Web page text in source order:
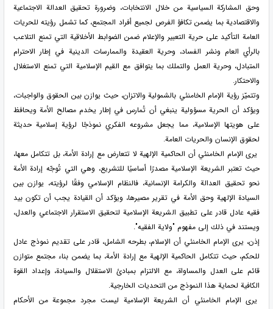
وحق المشاركة السياسية من خلال الانتخابات، وضرورة تحقيق العدالة الاجتماعية
والاقتصادية بما يضمن تكافؤ الفرص لجميع أفراد المجتمع، كما تشمل رؤيته للحريات
العامة التأكيد على حرية التعبير والإعلام ضمن الضوابط الأخلاقية التي تمنع التلاعب
بالرأي العام ونشر الفساد، وحرية العقيدة والممارسات الدينية في إطار الاحترام
المتبادل، وحرية العمل والتملك بما يتوافق مع القيم الإسلامية التي تمنع الاستغلال
والاحتكار.
وتتميّز رؤية الإمام الخامنئي بالشمولية والاتزان، حيث يوازن بين الحقوق والواجبات،
ويؤكد أن الحرية مسؤولية ينبغي أن تُمارس في إطار يخدم مصالح الأمة ويحافظ
على هويتها الإسلامية، مما يجعل مشروعه الفكري نموذجًا لرؤية إسلامية حديثة
لحقوق الإنسان والحريات العامة.
يرى الإمام الخامنئي أن الحاكمية الإلهية لا تتعارض مع إرادة الأمة، بل تتكامل معها،
حيث تعتبر الشريعة الإسلامية مصدرًا أساسيًا للتشريع، وهي التي تُوجّه إرادة الأمة
نحو تحقيق العدالة والكرامة الإنسانية، فالنظام الإسلامي وفقًا لرؤيته، يوازن بين
السيادة الإلهية وحق الأمة في تقرير مصيرها، ويؤكد أن القيادة يجب أن تكون بيد
فقيه عادل قادر على تطبيق الشريعة الإسلامية لتحقيق الاستقرار الاجتماعي والعدل،
ويستند في ذلك إلى مفهوم "ولاية الفقيه".
إذن، يرى الإمام الخامنئي أن الإسلام، بطرحه الشامل، قادر على تقديم نموذج عادل
للحكم، حيث تتكامل الحاكمية الإلهية مع إرادة الأمة، بما يضمن بناء مجتمع متوازن
قائم على العدل والمساواة، مع الالتزام بمبادئ الاستقلال والسيادة، وإعداد القوة
الكافية لحماية هذا النموذج من التحديات الخارجية.
يرى الإمام الخامنئي أن الشريعة الإسلامية ليست مجرد مجموعة من الأحكام